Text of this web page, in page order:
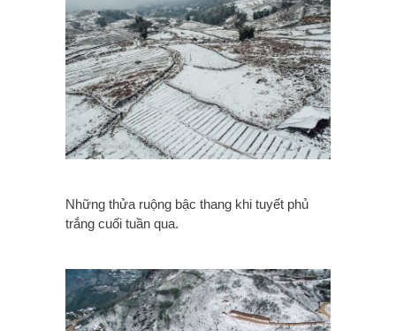
Những thửa ruộng bậc thang khi tuyết phủ
trắng cuối tuần qua.